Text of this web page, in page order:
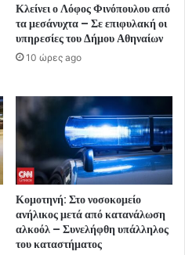
Κλείνει ο Λόφος Φινόπουλου από
τα μεσάνυχτα – Σε επιφυλακή οι
υπηρεσίες του Δήμου Αθηναίων
10 ώρες ago
Κομοτηνή: Στο νοσοκομείο
ανήλικος μετά από κατανάλωση
αλκοόλ – Συνελήφθη υπάλληλος
του καταστήματος